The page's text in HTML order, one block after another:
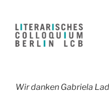
Wir danken Gabriela